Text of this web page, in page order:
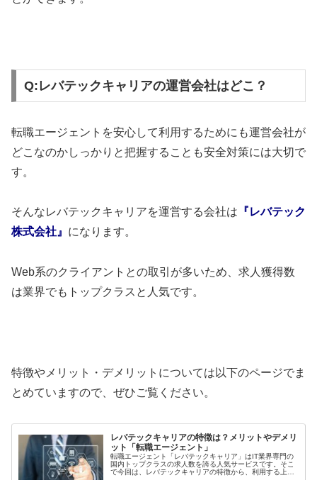
Q:レバテックキャリアの運営会社はどこ？
転職エージェントを安心して利用するためにも運営会社が
どこなのかしっかりと把握することも安全対策には大切で
す。
そんなレバテックキャリアを運営する会社は 『レバテック
株式会社』 になります。
Web系のクライアントとの取引が多いため、求人獲得数
は業界でもトップクラスと人気です。
特徴やメリット・デメリットについては以下のページでま
とめていますので、ぜひご覧ください。
レバテックキャリアの特徴は？メリットやデメリ
ット「転職エージェント」
転職エージェント「レバテックキャリア」はIT業界専門の
国内トップクラスの求人数を誇る人気サービスです。そこ
で今回は、レバテックキャリアの特徴から、利用する上で